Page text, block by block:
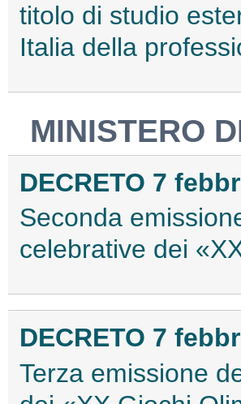
titolo di studio
Italia della
MINISTERO
DECRETO 7
Seconda
celebrative dei
DECRETO 7
Terza emissione